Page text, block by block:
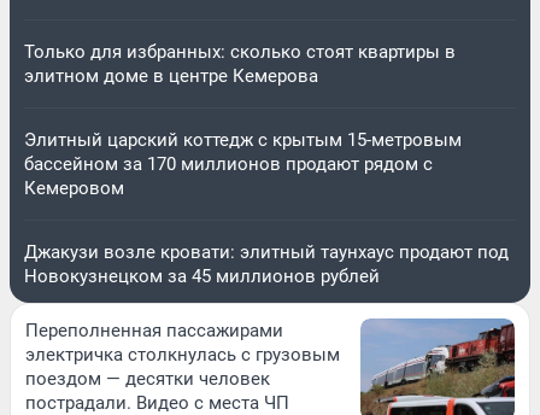
Только для избранных: сколько стоят квартиры в
элитном доме в центре Кемерова
Элитный царский коттедж c крытым 15-метровым
бассейном за 170 миллионов продают рядом с
Кемеровом
Джакузи возле кровати: элитный таунхаус продают под
Новокузнецком за 45 миллионов рублей
Переполненная пассажирами
электричка столкнулась с грузовым
поездом — десятки человек
пострадали. Видео с места ЧП